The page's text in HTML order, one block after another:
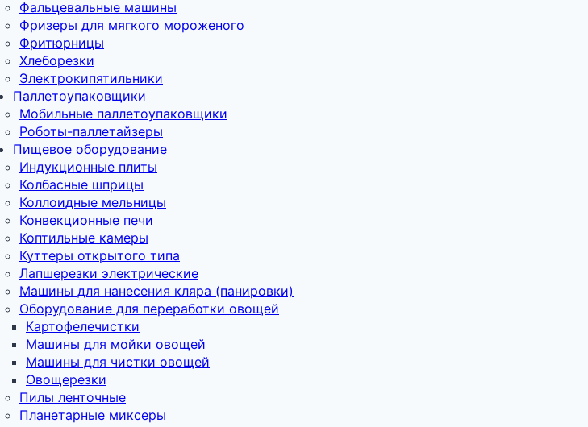
Фальцевальные машины
Фризеры для мягкого мороженого
Фритюрницы
Хлеборезки
Электрокипятильники
Паллетоупаковщики
Мобильные паллетоупаковщики
Роботы-паллетайзеры
Пищевое оборудование
Индукционные плиты
Колбасные шприцы
Коллоидные мельницы
Конвекционные печи
Коптильные камеры
Куттеры открытого типа
Лапшерезки электрические
Машины для нанесения кляра (панировки)
Оборудование для переработки овощей
Картофелечистки
Машины для мойки овощей
Машины для чистки овощей
Овощерезки
Пилы ленточные
Планетарные миксеры